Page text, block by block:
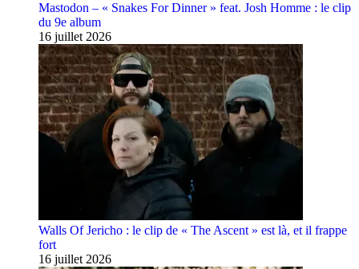
Mastodon – « Snakes For Dinner » feat. Josh Homme : le clip
du 9e album
16 juillet 2026
Walls Of Jericho : le clip de « The Ascent » est là, et il frappe
fort
16 juillet 2026